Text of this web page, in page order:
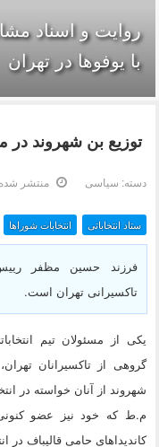
روایت و اسناد
با یوفوها در تهران
توزیع بن شهروند در
دسته: سیاسی منتشر شده در 12
ستاد انتخاباتی انتخابات شوراها
فرزند حسین مظفر رییس
تاکسیرانی تهران است.
یکی از مسئولان تیم
شهروند از آنان خواسته در
م.ط که خود نیز عضو
کاندیداهای حامی قالیباف در